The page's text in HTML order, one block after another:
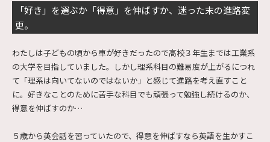
「好き」を選ぶか「得意」を伸ばすか、迷った末の進路変
更。
わたしは子どもの頃から車が好きだったので高校３年生までは工業系
の大学を目指していました。しかし理系科目の難易度が上がるにつれ
て「理系は向いてないのではないか」と感じて進路を考え直すこと
に。好きなことのために苦手な科目でも頑張って勉強し続けるのか、
得意を伸ばすのか…
５歳から英会話を習っていたので、得意を伸ばすなら英語を生かすこ